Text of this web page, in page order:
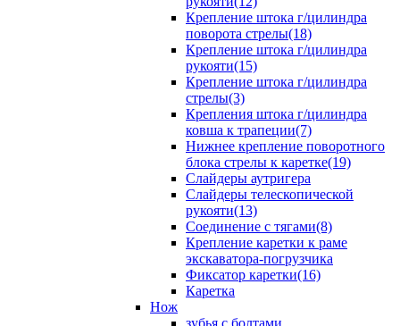
Крепление штока г/цилиндра
поворота стрелы(18)
Крепление штока г/цилиндра
рукояти(15)
Крепление штока г/цилиндра
стрелы(3)
Крепления штока г/цилиндра
ковша к трапеции(7)
Нижнее крепление поворотного
блока стрелы к каретке(19)
Слайдеры аутригера
Слайдеры телескопической
рукояти(13)
Соединение с тягами(8)
Крепление каретки к раме
экскаватора-погрузчика
Фиксатор каретки(16)
Каретка
Нож
зубья с болтами